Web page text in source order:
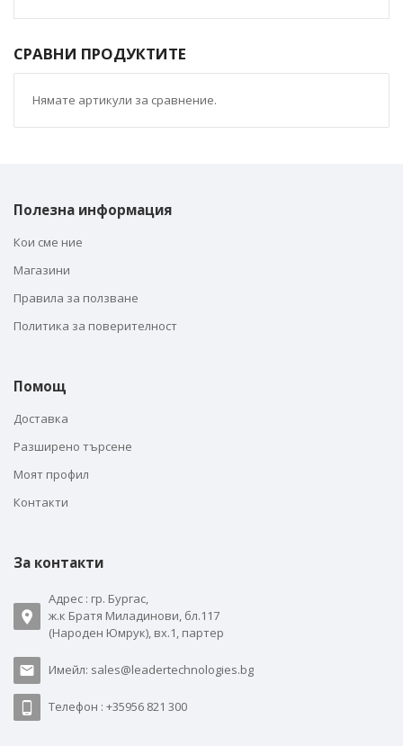
СРАВНИ ПРОДУКТИТЕ
Нямате артикули за сравнение.
Полезна информация
Кои сме ние
Магазини
Правила за ползване
Политика за поверителност
Помощ
Доставка
Разширено търсене
Моят профил
Контакти
За контакти
Адрес : гр. Бургас,
ж.к Братя Миладинови, бл.117
(Народен Юмрук), вх.1, партер
Имейл: sales@leadertechnologies.bg
Телефон : +35956 821 300